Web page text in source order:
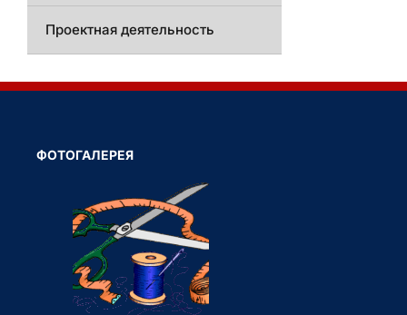
Проектная деятельность
ФОТОГАЛЕРЕЯ